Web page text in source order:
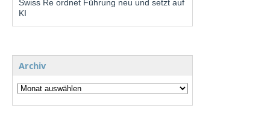
Swiss Re ordnet Führung neu und setzt auf
KI
Archiv